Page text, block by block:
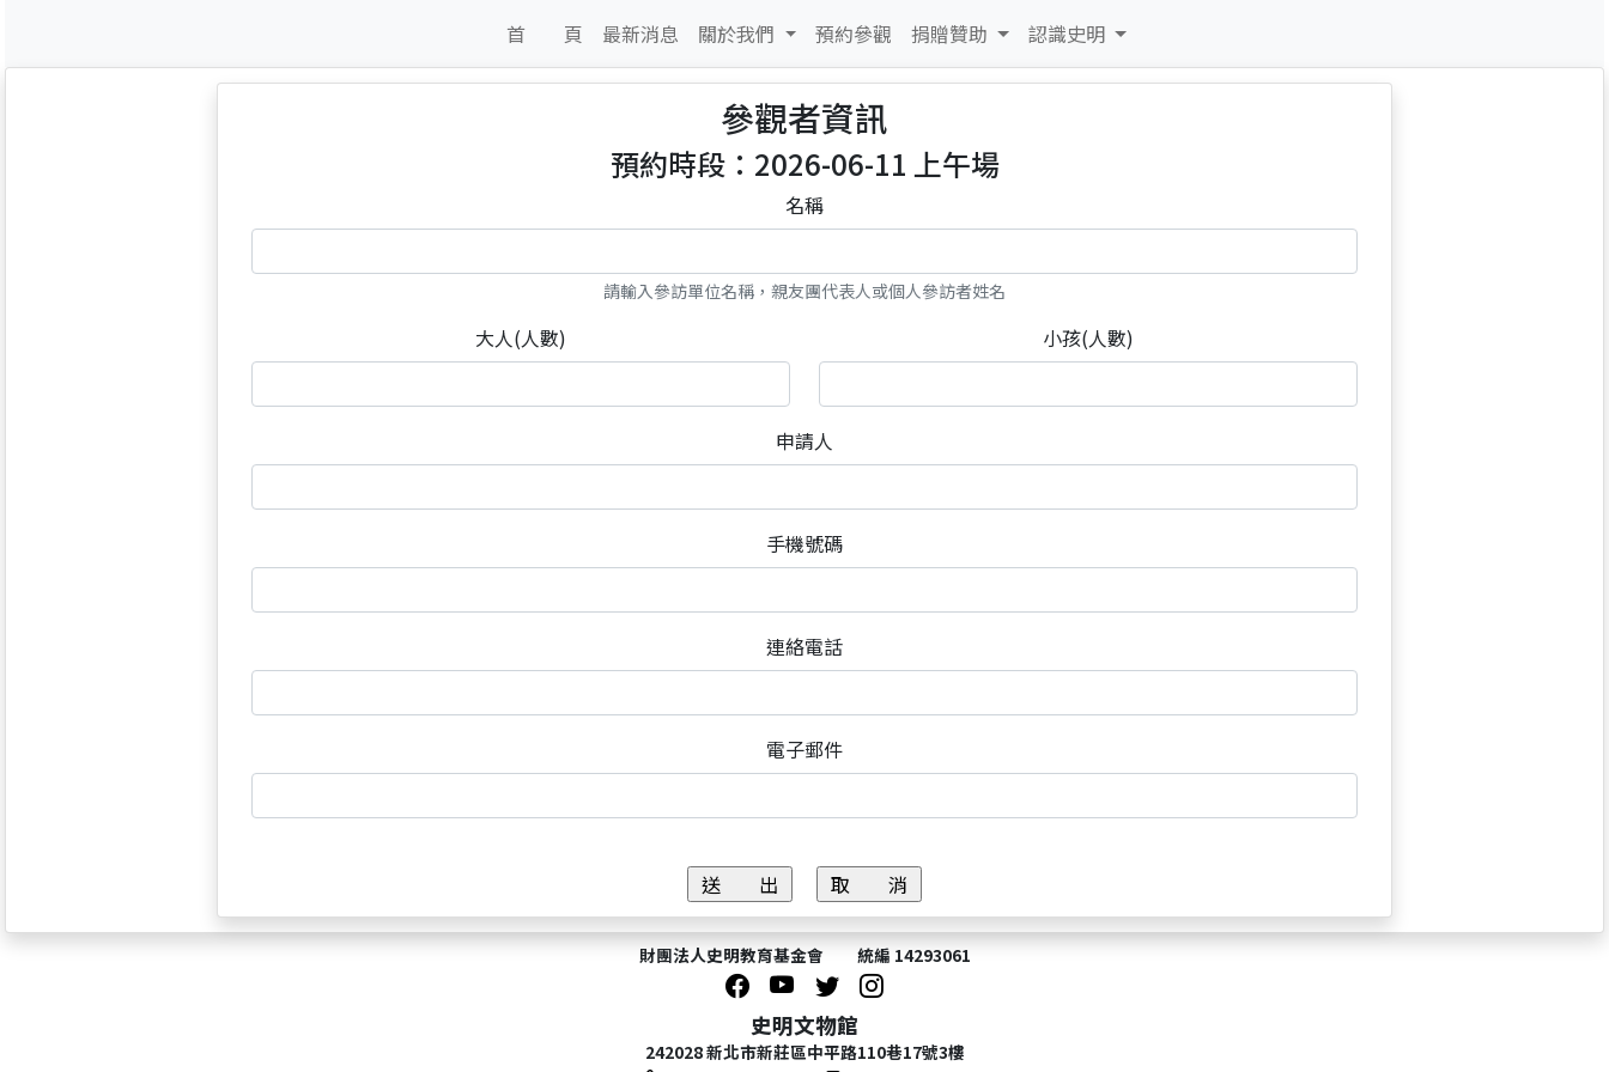
首 頁 最新消息 關於我們 預約參觀 捐贈贊助 認識史明
參觀者資訊
預約時段：2026-06-11 上午場
名稱
請輸入參訪單位名稱，親友團代表人或個人參訪者姓名
大人(人數) 小孩(人數)
申請人
手機號碼
連絡電話
電子郵件
財團法人史明教育基金會 統編 14293061
史明文物館
242028 新北市新莊區中平路110巷17號3樓